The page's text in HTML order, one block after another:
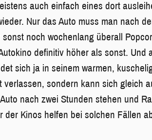
auch einfach eines dort
Nur das Auto muss man nach
noch wochenlang überall
definitiv höher als sonst. Und
sich ja in seinem warmen,
sondern kann sich gleich
nach zwei Stunden stehen und
der Kinos helfen bei solchen Fällen